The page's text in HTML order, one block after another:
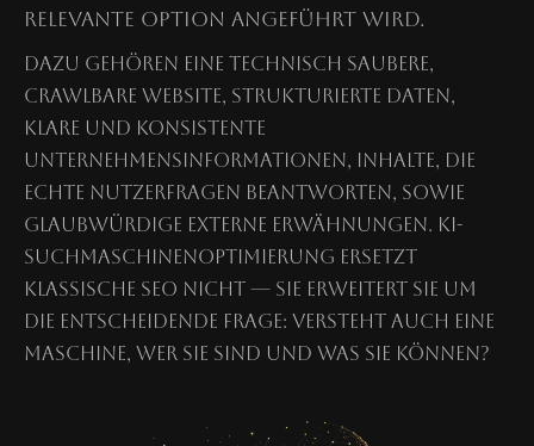
relevante Option angeführt wird.
Dazu gehören eine technisch saubere,
crawlbare Website, strukturierte Daten,
klare und konsistente
Unternehmensinformationen, Inhalte, die
echte Nutzerfragen beantworten, sowie
glaubwürdige externe Erwähnungen. KI-
Suchmaschinenoptimierung ersetzt
klassische SEO nicht — sie erweitert sie um
die entscheidende Frage: Versteht auch eine
Maschine, wer Sie sind und was Sie können?